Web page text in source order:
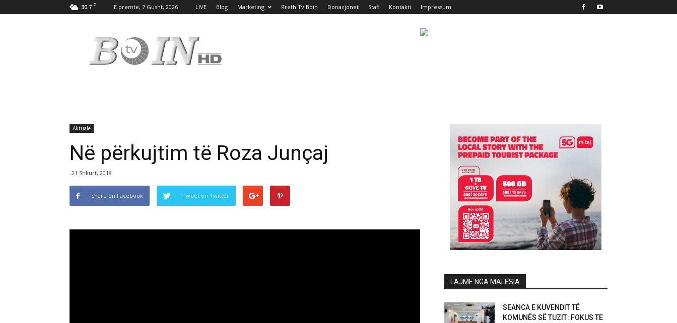
30.7 C E premte, 7 Gusht, 2026 LIVE Blog Marketing Rreth Tv Boin Donacjonet Stafi Kontakti Impressum
Boin
Aktuale
Në përkujtim të Roza Junçaj
21 Shkurt, 2018
Share on Facebook Tweet on Twitter
LAJME NGA MALËSIA
SEANCA E KUVENDIT TË
KOMUNËS SË TUZIT: FOKUS TE